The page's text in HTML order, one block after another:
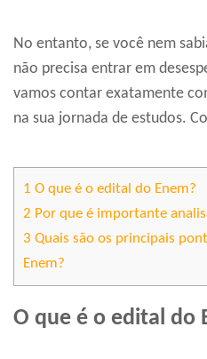
No entanto, se você nem
não precisa entrar em
vamos contar exatamente
na sua jornada de estudos.
1 O que é o edital do Enem?
2 Por que é importante
3 Quais são os principais
Enem?
O que é o edital do